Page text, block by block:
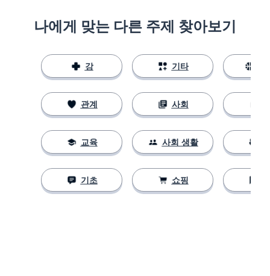
나에게 맞는 다른 주제 찾아보기
강
관계
교육
기초
기타
사회
사회 생활
쇼핑